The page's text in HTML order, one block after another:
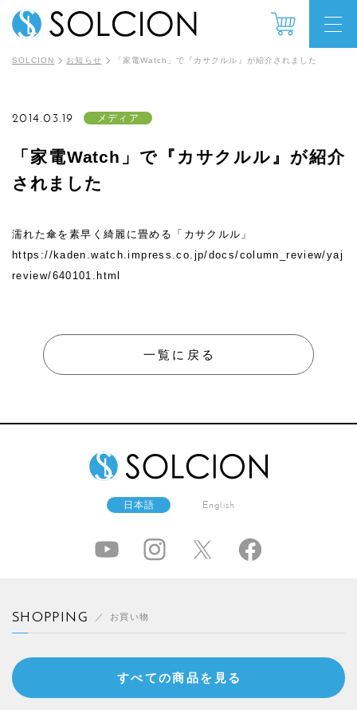
SOLCION お知らせ 「家電Watch」で『カサクルル』が紹介されました
「家電Watch」で『カサクルル』が紹介
されました
2014.03.19 メディア
濡れた傘を素早く綺麗に畳める「カサクルル」
https://kaden.watch.impress.co.jp/docs/column_review/yaj
review/640101.html
一覧に戻る
日本語 English
SHOPPING お買い物
すべての商品を見る